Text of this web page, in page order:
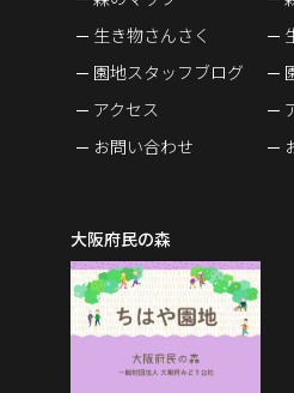
生き物さんさく
園地スタッフブログ
アクセス
お問い合わせ
大阪府民の森